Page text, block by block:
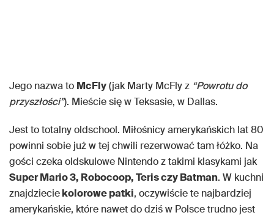
Jego nazwa to McFly(jak Marty McFly z “Powrotu do
przyszłości”). Mieście się w Teksasie, w Dallas.
Jest to totalny oldschool. Miłośnicy amerykańskich lat 80
powinni sobie już w tej chwili rezerwować tam łóżko. Na
gości czeka oldskulowe Nintendo z takimi klasykami jak
Super Mario 3, Robocoop, Teris czy Batman. W kuchni
znajdzieciekolorowe patki, oczywiście te najbardziej
amerykańskie, które nawet do dziś w Polsce trudno jest